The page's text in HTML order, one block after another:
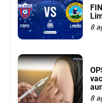
8
8